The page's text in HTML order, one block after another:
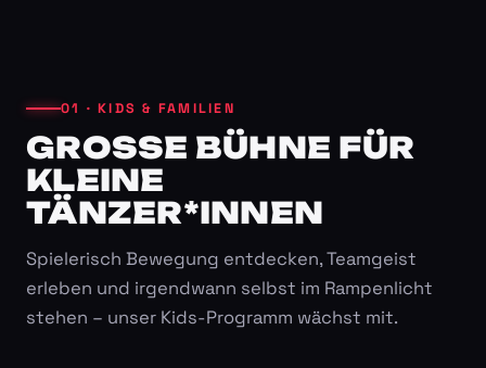
01 · KIDS & FAMILIEN
GROSSE BÜHNE FÜR K
LEINE T
ÄNZER*INNEN
Spielerisch Bewegung entdecken, Teamgeist
erleben und irgendwann selbst im Rampenlicht
stehen – unser Kids-Programm wächst mit.